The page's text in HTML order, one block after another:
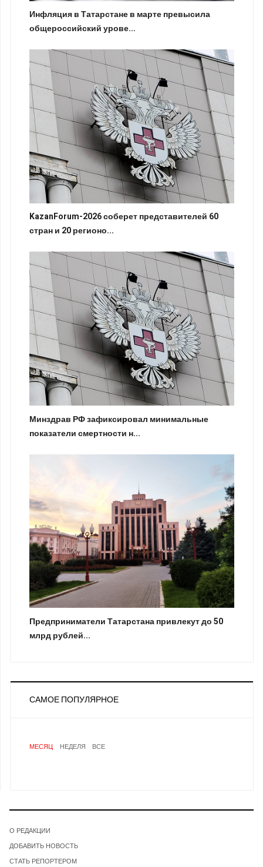
Инфляция в Татарстане в марте превысила
общероссийский урове...
KazanForum-2026 соберет представителей 60
стран и 20 регионо...
Минздрав РФ зафиксировал минимальные
показатели смертности н...
Предприниматели Татарстана привлекут до 50
млрд рублей...
САМОЕ ПОПУЛЯРНОЕ
МЕСЯЦ НЕДЕЛЯ ВСЕ
О РЕДАКЦИИ
ДОБАВИТЬ НОВОСТЬ
СТАТЬ РЕПОРТЕРОМ